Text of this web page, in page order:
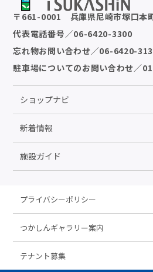
〒 661-0001
兵庫県尼崎市塚口本
代表電話番号／06-6420-3300
忘れ物お問い合わせ／06-6420-
駐車場についてのお問い合わせ／
ショップナビ
新着情報
施設ガイド
プライバシーポリシー
つかしんギャラリー案内
テナント募集